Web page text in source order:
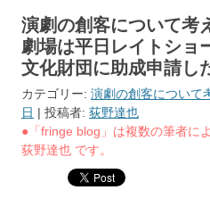
演劇の創客について考
劇場は平日レイトショ
文化財団に助成申請し
カテゴリー: 演劇の創客について
日 | 投稿者: 荻野達也
●「fringe blog」は複数の筆者に
荻野達也 です。